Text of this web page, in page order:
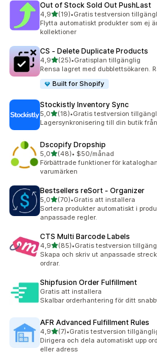
Out of Stock Sold Out PushLast
4,9av 5 stjärnor
(19)
19 recensioner totalt
•Gratis testversion
Flytta automatiskt produkter som ej
kollektioner
CS ‑ Delete Duplicate Products
4,9av 5 stjärnor
(25)
25 recensioner totalt
•Gratisplan tillgänglig
Rensa lagret med dubblettsökaren.
Built for Shopify
Stockistly Inventory Sync
5,0av 5 stjärnor
(18)
18 recensioner totalt
•Gratis testversion
Lagersynkronisering till din butik
Dscopify Dropship
5,0av 5 stjärnor
(48)
48 recensioner totalt
• $50/månad
Förbättrade funktioner för
varumärken
Bestsellers reSort ‑ Organizer
5,0av 5 stjärnor
(70)
70 recensioner totalt
•Gratis att installera
Sortera produkter automatiskt i
anpassade regler.
CTS Multi Barcode Labels
4,9av 5 stjärnor
(85)
85 recensioner totalt
•Gratis testversion
Skapa och skriv ut anpassade
ordrar.
Shipfusion Order Fulfillment
Gratis att installera
Skalbar orderhantering för ditt
AFR Advanced Fulfillment Rules
4,9av 5 stjärnor
(7)
7 recensioner totalt
•Gratis testversion
Dirigera och dela automatiskt upp
eller adress